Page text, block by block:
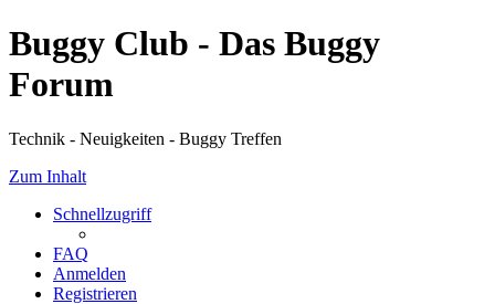
Buggy Club - Das Buggy
Forum
Technik - Neuigkeiten - Buggy Treffen
Zum Inhalt
Schnellzugriff
FAQ
Anmelden
Registrieren